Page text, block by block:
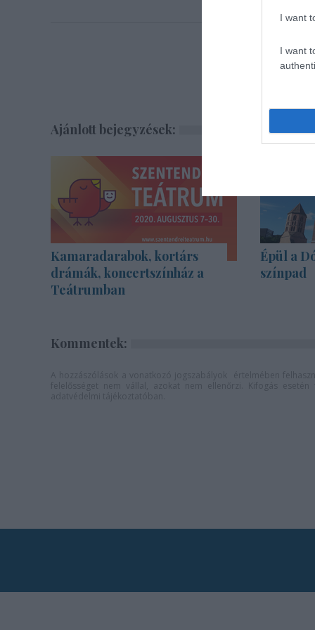
I want
I want
Ajánlott bejegyzések:
Kamaradarabok, kortárs
drámák, koncertszínház a
Teátrumban
Épül a
színpad
Kommentek: